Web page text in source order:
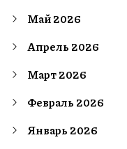
Май 2026
Апрель 2026
Март 2026
Февраль 2026
Январь 2026